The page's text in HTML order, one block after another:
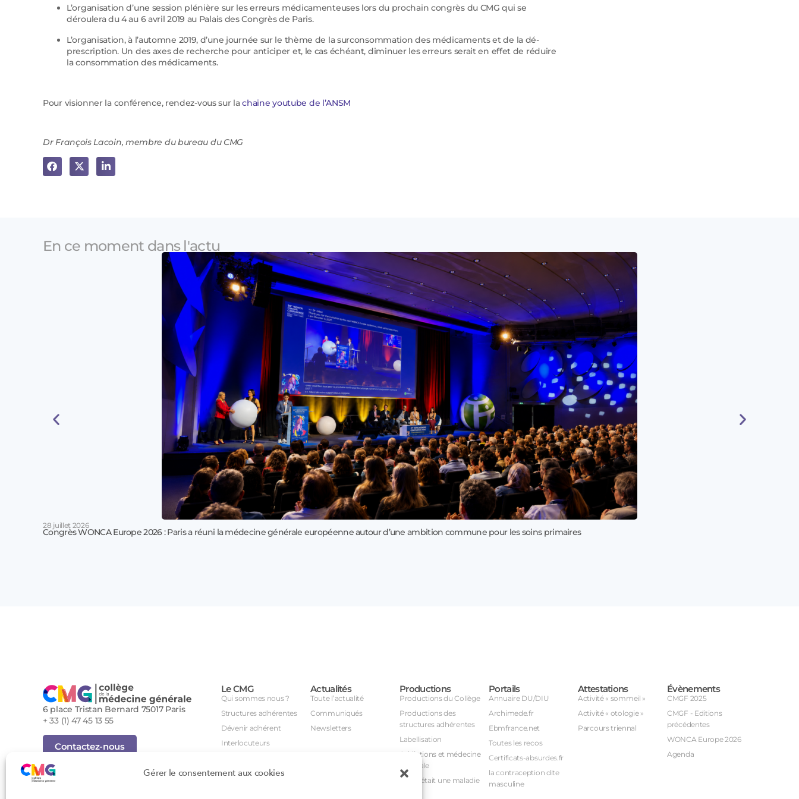
Gérer le consentement aux cookies
L’organisation d’une session plénière sur les erreurs médicamenteuses lors du prochain congrès du CMG qui se
déroulera du 4 au 6 avril 2019 au Palais des Congrès de Paris.
L’organisation, à l’automne 2019, d’une journée sur le thème de la surconsommation des médicaments et de la dé-
prescription. Un des axes de recherche pour anticiper et, le cas échéant, diminuer les erreurs serait en effet de réduire
la consommation des médicaments.
Pour visionner la conférence, rendez-vous sur lachaine youtube de l’ANSM
Dr François Lacoin, membre du bureau du CMG
En ce moment dans l'actu
28 juillet 2026
Congrès WONCA Europe 2026 : Paris a réuni la médecine générale européenne autour d’une ambition commune pour les soins primaires
6 place Tristan Bernard 75017 Paris
+ 33 (1) 47 45 13 55
Contactez-nous
Inscription Newsletter
Foire aux questions (FAQ)
Le CMG
Qui sommes nous ?
Structures adhérentes
Dévenir adhérent
Interlocuteurs
Groupes de travail
Actualités
Toute l’actualité
Communiqués
Newsletters
Productions
Productions du Collège
Productions des
structures adhérentes
Labellisation
Addictions et médecine
générale
Et si c’était une maladie
Portails
Annuaire DU/DIU
Archimede.fr
Ebmfrance.net
Toutes les recos
Certificats-absurdes.fr
la contraception dite
masculine
Attestations
Activité « sommeil »
Activité « otologie »
Parcours triennal
Évènements
CMGF 2025
CMGF - Editions
précédentes
WONCA Europe 2026
Agenda